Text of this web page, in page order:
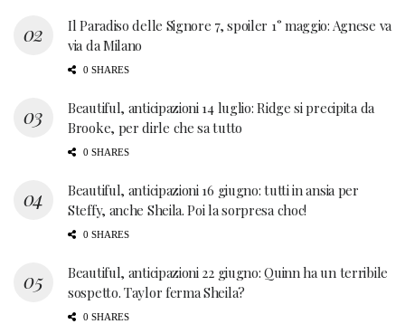
Il Paradiso delle Signore 7, spoiler 1° maggio: Agnese va
via da Milano
0 SHARES
Beautiful, anticipazioni 14 luglio: Ridge si precipita da
Brooke, per dirle che sa tutto
0 SHARES
Beautiful, anticipazioni 16 giugno: tutti in ansia per
Steffy, anche Sheila. Poi la sorpresa choc!
0 SHARES
Beautiful, anticipazioni 22 giugno: Quinn ha un terribile
sospetto. Taylor ferma Sheila?
0 SHARES